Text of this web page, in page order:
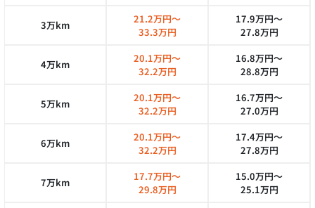
3万km
21.2万円～
33.3万円
17.9万円～
27.8万円
4万km
20.1万円～
32.2万円
16.8万円～
28.8万円
5万km
20.1万円～
32.2万円
16.7万円～
27.0万円
6万km
20.1万円～
32.2万円
17.4万円～
27.8万円
7万km
17.7万円～
29.8万円
15.0万円～
25.1万円